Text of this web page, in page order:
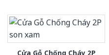
Cửa Gỗ Chống Cháy 2P